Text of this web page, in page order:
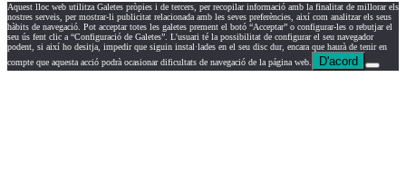
Aquest lloc web utilitza Galetes pròpies i de tercers, per recopilar informació amb la finalitat de millorar els
nostres serveis, per mostrar-li publicitat relacionada amb les seves preferències, així com analitzar els seus
hàbits de navegació. Pot acceptar totes les galetes prement el botó “Acceptar” o configurar-les o rebutjar el
seu ús fent clic a “Configuració de Galetes”. L'usuari té la possibilitat de configurar el seu navegador
podent, si així ho desitja, impedir que siguin instal·lades en el seu disc dur, encara que haurà de tenir en
compte que aquesta acció podrà ocasionar dificultats de navegació de la página web.
D'acord